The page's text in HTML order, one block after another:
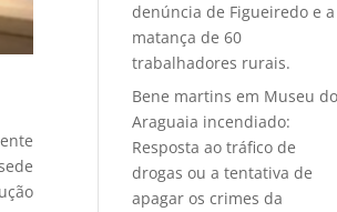
denúncia de Figueiredo e a
matança de 60
trabalhadores rurais.
Bene martins em Museu do
Araguaia incendiado:
Resposta ao tráfico de
drogas ou a tentativa de
apagar os crimes da